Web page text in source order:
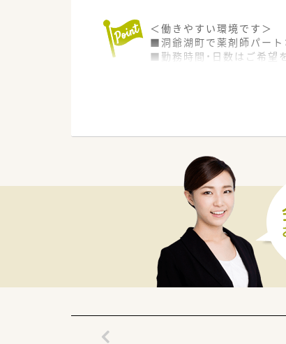
＜働きやすい環境です＞
■洞爺湖町で薬剤師パート
■勤務時間・日数はご希望
■病院経験ありの方は時
■昭和62年7月15日 (法
■開院当初よりリハビリ機
備しています。
■緩和ケアへの取り組み
■薬剤科は薬剤師5名 助
■ＮＳＴ専門療法士、感
■薬剤管理指導300件～